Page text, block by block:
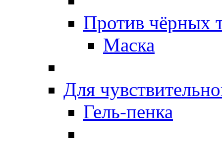
Против чёрных
Маска
Для
Гель-пенка